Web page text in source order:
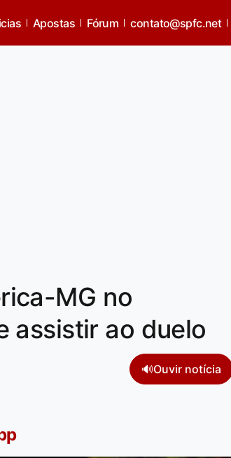
Apostas Fórum contato@spfc.net
MG no
assistir ao duelo
🔊Ouvir notícia